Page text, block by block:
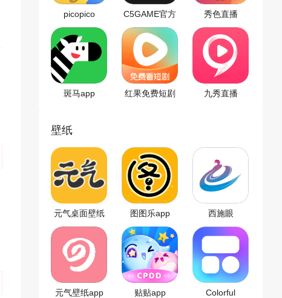
picopico
C5GAME官方
版
秀色直播
斑马app
红果免费短剧
九秀直播
壁纸
元气桌面壁纸
app
图图乐app 西施眼
元气壁纸app 贴贴app
Colorful